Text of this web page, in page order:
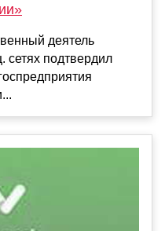
деятель
сетях подтвердил